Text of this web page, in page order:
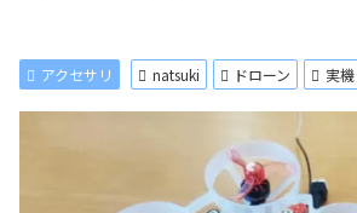
アクセサリ natsuki ドローン 実